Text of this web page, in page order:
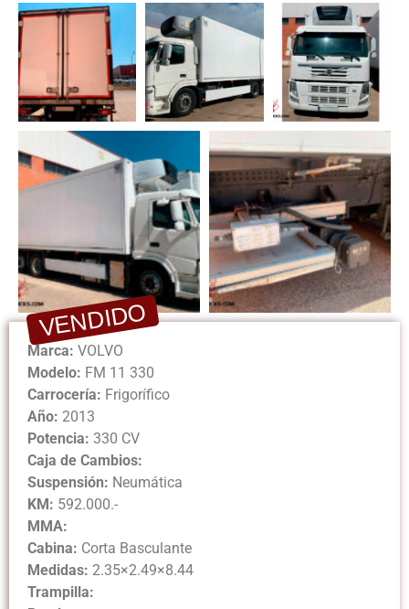
Marca: VOLVO
Modelo: FM 11 330
Carrocería: Frigorífico
Año: 2013
Potencia: 330 CV
Caja de Cambios:
Suspensión: Neumática
KM: 592.000.-
MMA:
Cabina: Corta Basculante
Medidas: 2.35×2.49×8.44
Trampilla:
VENDIDO